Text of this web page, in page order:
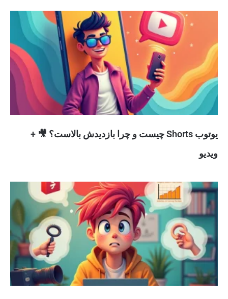
یوتوب Shorts چیست و چرا بازدیدش بالاست؟ 🎥 +
ویدیو